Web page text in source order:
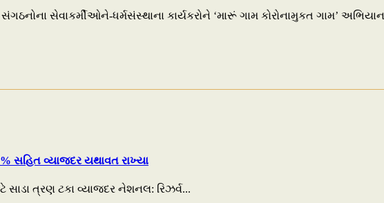
સેવાકર્મીઓને-ધર્મસંસ્થાના કાર્યકરોને ‘મારૂં ગામ કોરોનામુકત ગામ’
સહિત વ્યાજદર યથાવત રાખ્યા
સાડા ત્રણ ટકા વ્યાજદર નેશનલ: રિઝર્વ...